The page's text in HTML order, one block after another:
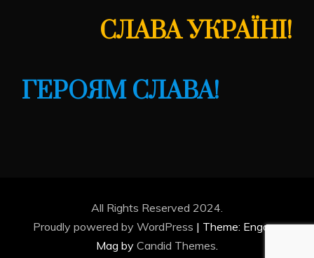
СЛАВА УКРАЇНІ!
ГЕРОЯМ СЛАВА!
All Rights Reserved 2024.
Proudly powered by WordPress | Theme: Engage
Mag by Candid Themes